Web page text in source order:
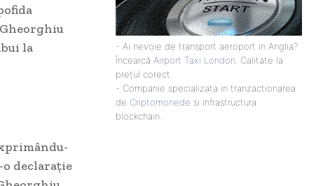
la
declarație
- Ai nevoie de transport aeroport in Anglia?
Încearcă Airport Taxi London . Calitate la
prețul corect.
- Companie specializata in tranzactionarea
de Criptomonede si infrastructura
blockchain.